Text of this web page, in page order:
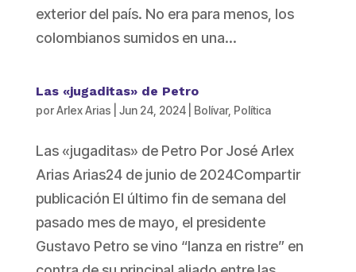
exterior del país. No era para menos, los
colombianos sumidos en una...
Las «jugaditas» de Petro
porArlex Arias Jun 24, 2024| Bolívar, Política
Las «jugaditas» de Petro Por José Arlex
Arias Arias24 de junio de 2024Compartir
publicación El último fin de semana del
pasado mes de mayo, el presidente
Gustavo Petro se vino “lanza en ristre” en